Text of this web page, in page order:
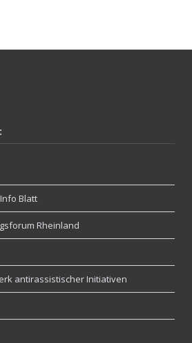
Blatt
Rheinland
antirassistischer Initiativen